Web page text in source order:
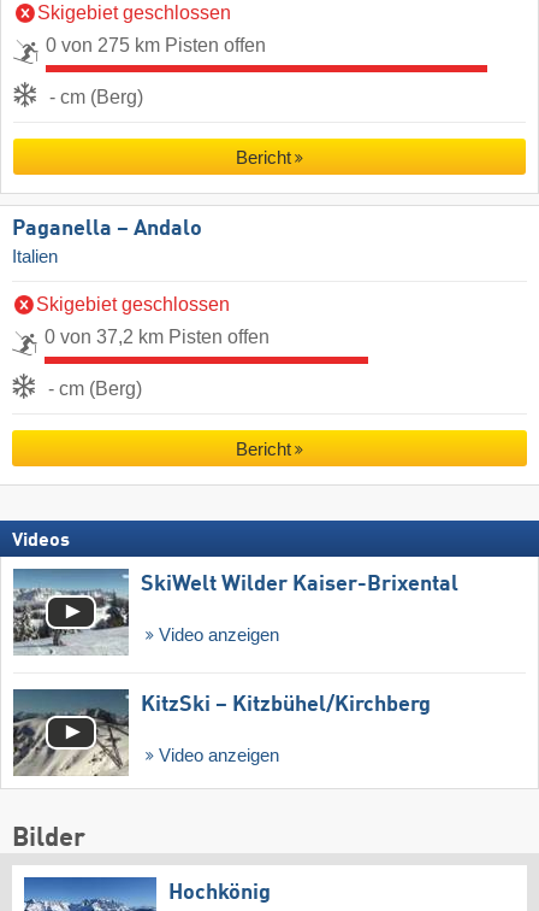
Skigebiet geschlossen
0 von 275 km Pisten offen
- cm (Berg)
Bericht
Paganella – Andalo
Italien
Skigebiet geschlossen
0 von 37,2 km Pisten offen
- cm (Berg)
Bericht
Videos
SkiWelt Wilder Kaiser-Brixental
Video anzeigen
KitzSki – Kitzbühel/​Kirchberg
Video anzeigen
Bilder
Hochkönig